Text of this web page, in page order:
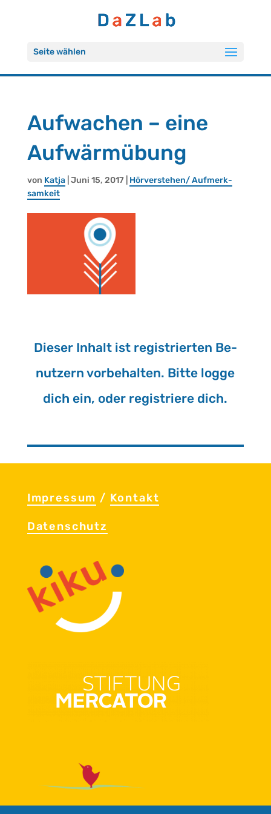
Seite wählen
Auf­wa­chen – eine
Auf­wärm­übung
von Katja| Juni 15, 2017 | Hör­ver­ste­hen/ Auf­merk­
sam­keit
Die­ser In­halt ist re­gis­trier­ten Be­
nut­zern vor­be­hal­ten. Bitte logge
dich ein, oder re­gis­trie­re dich.
Im­pres­sum / Kon­takt
Da­ten­schutz